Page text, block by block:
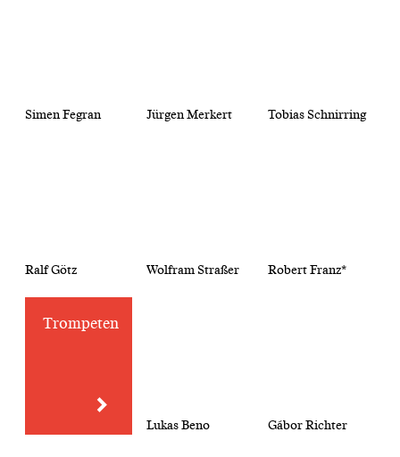
Simen Fegran Jürgen Merkert Tobias Schnirring
Ralf Götz Wolfram Straßer Robert Franz*
Trompeten
Lukas Beno Gábor Richter